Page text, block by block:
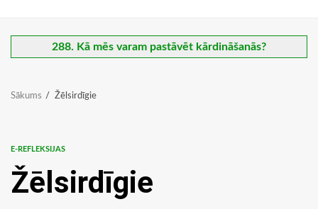
288. Kā mēs varam pastāvēt kārdināšanās?
Sākums Žēlsirdīgie
E-REFLEKSIJAS
Žēlsirdīgie